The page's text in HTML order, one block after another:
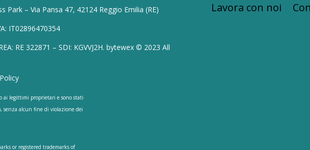
Park – Via Pansa 47, 42124 Reggio Emilia (RE)
IT02896470354
RE 322871 – SDI: KGVVJ2H. bytewex © 2023 All
ai legittimi proprietari e sono stati
senza alcun fine di violazione dei
or registered trademarks of
Lavora con noi